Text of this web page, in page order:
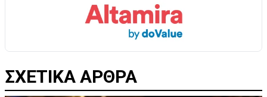
ΣΧΕΤΙΚΑ ΑΡΘΡΑ